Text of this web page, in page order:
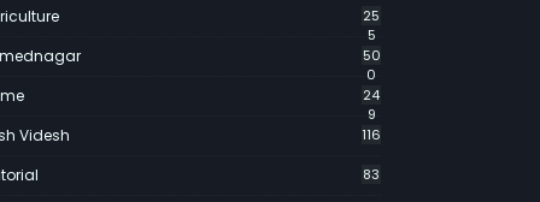
25
5
50
0
24
9
Videsh 116
83